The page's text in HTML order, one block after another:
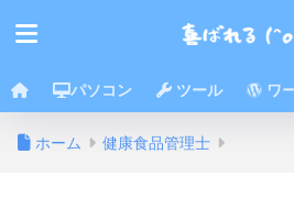
パソコン ツール ワ
ホーム 健康食品管理士